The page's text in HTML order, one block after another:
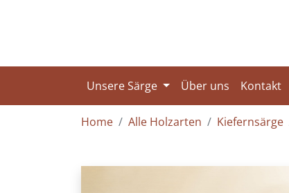
Unsere Särge Über uns Kontakt
Home Alle Holzarten Kiefernsärge